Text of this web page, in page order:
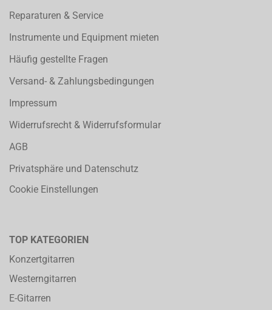
Reparaturen & Service
Instrumente und Equipment mieten
Häufig gestellte Fragen
Versand- & Zahlungsbedingungen
Impressum
Widerrufsrecht & Widerrufsformular
AGB
Privatsphäre und Datenschutz
Cookie Einstellungen
TOP KATEGORIEN
Konzertgitarren
Westerngitarren
E-Gitarren